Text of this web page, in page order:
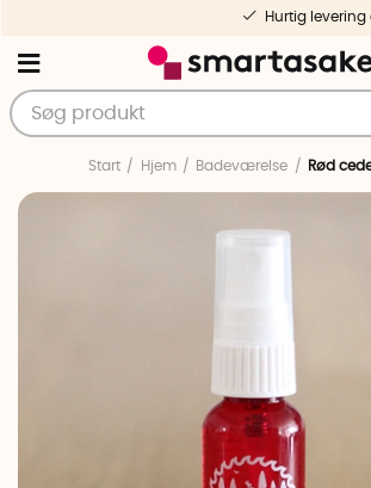
Hurtig levering og personlig
Start Hjem Badeværelse Rød